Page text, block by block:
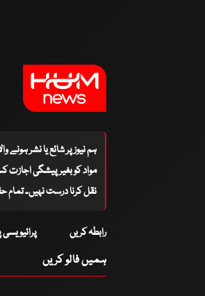
ہم نیوز پر شائع یا نشر ہونے
مواد کو بغیر پیشگی
نقل کرنا درست نہیں۔ تمام
رابطہ کریں
ہمیں فالو کریں